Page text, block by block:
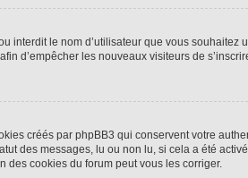
interdit le nom d’utilisateur que vous souhaitez
d’empêcher les nouveaux visiteurs de
créés par phpBB3 qui conservent votre
des messages, lu ou non lu, si cela a été
cookies du forum peut vous les corriger.